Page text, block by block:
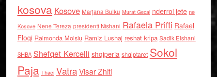
kosova Kosove Marjana Bulku Murat Gecaj nderroi jete ne
Kosove Nene Tereza presidenti Nishani Rafaela Prifti Rafael
Floqi Raimonda Moisiu Ramiz Lushaj reshat kripa Sadik Elshani
SHBA Shefqet Kercelli shqiperia shqiptaret Sokol
Paja Thaci VatraVisar Zhiti